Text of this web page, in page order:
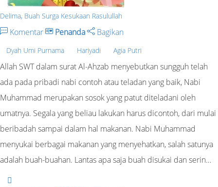
Delima, Buah Surga Kesukaan Rasulullah
Komentar Penanda Bagikan
Dyah Umi Purnama Hariyadi Agia Putri
Allah SWT dalam surat Al-Ahzab menyebutkan sungguh telah
ada pada pribadi nabi contoh atau teladan yang baik, Nabi
Muhammad merupakan sosok yang patut diteladani oleh
umatnya. Segala yang beliau lakukan harus dicontoh, dari mulai
beribadah sampai dalam hal makanan. Nabi Muhammad
menyukai berbagai makanan yang menyehatkan, salah satunya
adalah buah-buahan. Lantas apa saja buah disukai dan serin…